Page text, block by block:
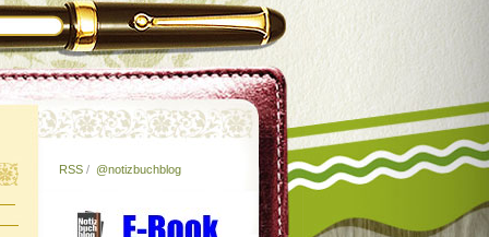
RSS / @notizbuchblog